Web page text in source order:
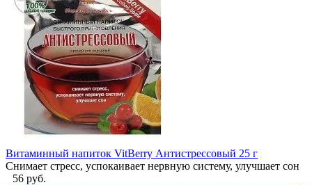
Витаминный напиток VitBerry Антистрессовый 25 г
Снимает стресс, успокаивает нервную систему, улучшает сон
56 руб.